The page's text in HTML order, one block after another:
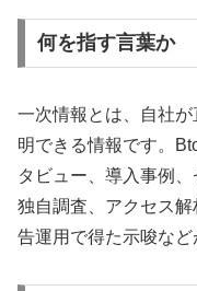
何を指す言葉か
一次情報とは、自社
明できる情報です。
タビュー、導入事例
独自調査、アクセス
告運用で得た示唆など